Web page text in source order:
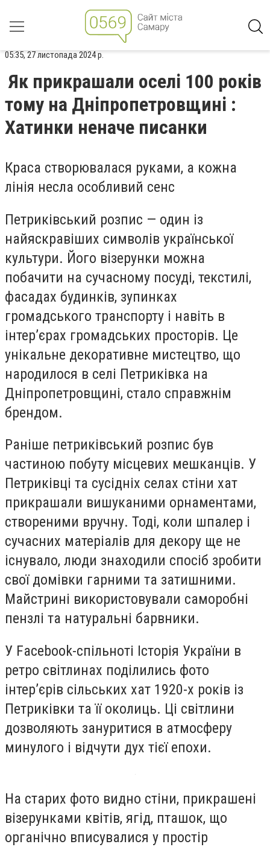
05:35, 27 листопада 2024 р.
Як прикрашали оселі 100 років
тому на Дніпропетровщині :
Хатинки неначе писанки
Краса створювалася руками, а кожна
лінія несла особливий сенс
Петриківський розпис — один із
найяскравіших символів української
культури. Його візерунки можна
побачити на сучасному посуді, текстилі,
фасадах будинків, зупинках
громадського транспорту і навіть в
інтер’єрах громадських просторів. Це
унікальне декоративне мистецтво, що
народилося в селі Петриківка на
Дніпропетровщині, стало справжнім
брендом.
Раніше петриківський розпис був
частиною побуту місцевих мешканців. У
Петриківці та сусідніх селах стіни хат
прикрашали вишуканими орнаментами,
створеними вручну. Тоді, коли шпалер і
сучасних матеріалів для декору ще не
існувало, люди знаходили спосіб зробити
свої домівки гарними та затишними.
Майстрині використовували саморобні
пензлі та натуральні барвники.
У Facebook-спільноті Історія України в
ретро світлинах поділились фото
інтер’єрів сільських хат 1920-х років із
Петриківки та її околиць. Ці світлини
дозволяють зануритися в атмосферу
минулого і відчути дух тієї епохи.
На старих фото видно стіни, прикрашені
візерунками квітів, ягід, пташок, що
органічно вписувалися у простір